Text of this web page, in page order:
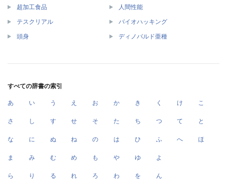
超加工食品 人間性能
テスクリアル バイオハッキング
頭身 ディノバルド亜種
すべての辞書の索引
あ い う え お か き く け こ
さ し す せ そ た ち つ て と
な に ぬ ね の は ひ ふ へ ほ
ま み む め も や ゆ よ
ら り る れ ろ わ を ん